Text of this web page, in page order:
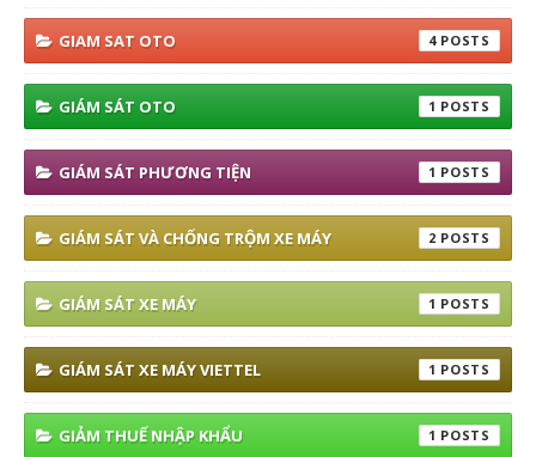
GIAM SAT OTO 4
GIÁM SÁT OTO 1
GIÁM SÁT PHƯƠNG TIỆN 1
GIÁM SÁT VÀ CHỐNG TRỘM XE MÁY 2
GIÁM SÁT XE MÁY 1
GIÁM SÁT XE MÁY VIETTEL 1
GIẢM THUẾ NHẬP KHẨU 1